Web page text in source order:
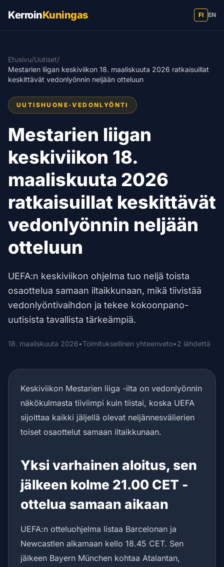
KerroinKuningas FI EN
Etusivu/Uutiset/
Mestarien liigan keskiviikon 18. maaliskuuta 2026 ratkaisuillat
keskittävät vedonlyönnin neljään otteluun
UUTISHUONE •VEDONLYÖNTI
Mestarien liigan
keskiviikon 18.
maaliskuuta 2026
ratkaisuillat keskittävät
vedonlyönnin neljään
otteluun
UEFA:n keskiviikon ohjelma tuo neljä toista
osaottelua samaan iltaikkunaan, mikä tiivistää
vedonlyöntivaihdon ja tekee kokoonpano-
uutisista tavallista tärkeämpiä.
18. maaliskuuta 2026•Toimituksellinen yhteenveto•2 lähdettä
Keskiviikon Mestarien liiga -ilta on vedonlyönnin
näkökulmasta tiiviimpi kuin tiistai, koska UEFA
sijoittaa kaikki jäljellä olevat neljännesvälierien
toiset osaottelut samaan iltaikkunaan.
Yksi varhainen aloitus, sen
jälkeen kolme 21.00 CET -
ottelua samaan aikaan
UEFA:n otteluohjelma listaa Barcelonan ja
Newcastlen alkamaan kello 18.45 CET. Sen
jälkeen Bayern München kohtaa Atalantan,